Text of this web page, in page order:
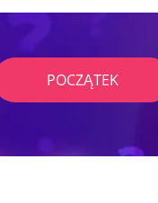
POCZĄTEK